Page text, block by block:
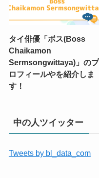
タイ俳優「ボス(Boss
Chaikamon
Sermsongwittaya)」のプ
ロフィールやを紹介しま
す！
中の人ツイッター
Tweets by bl_data_com